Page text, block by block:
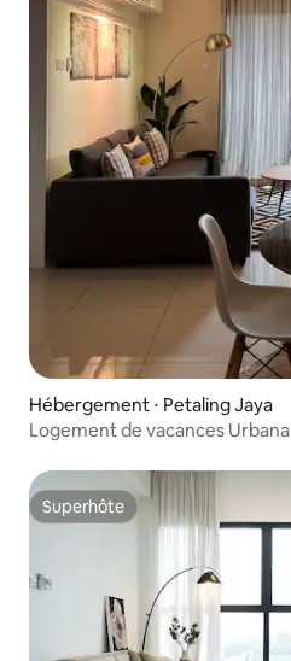
Hébergement ⋅ Petaling Jaya
Logement de vacances Urbana
Superhôte
Superhôte